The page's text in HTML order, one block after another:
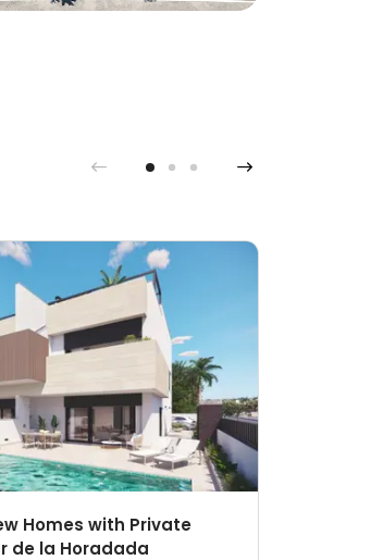
Homes with Private
de la Horadada